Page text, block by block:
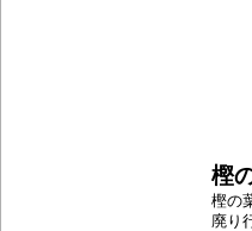
樫
樫の
廃り